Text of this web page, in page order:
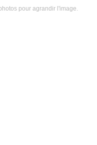
pour agrandir l'image.